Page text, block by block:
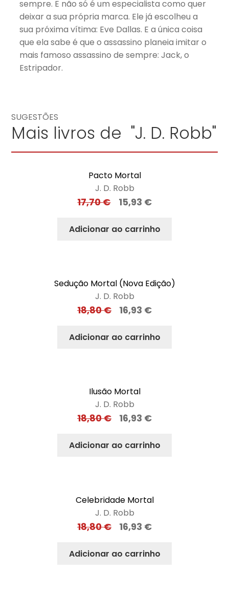
sempre. E não só é um especialista como quer
deixar a sua própria marca. Ele já escolheu a
sua próxima vítima: Eve Dallas. E a única coisa
que ela sabe é que o assassino planeia imitar o
mais famoso assassino de sempre: Jack, o
Estripador.
SUGESTÕES
Mais livros de "J. D. Robb"
Pacto Mortal
J. D. Robb
17,70€ 15,93 €
Adicionar ao carrinho
Sedução Mortal (Nova Edição)
J. D. Robb
18,80€ 16,93 €
Adicionar ao carrinho
Ilusão Mortal
J. D. Robb
18,80€ 16,93 €
Adicionar ao carrinho
Celebridade Mortal
J. D. Robb
18,80€ 16,93 €
Adicionar ao carrinho